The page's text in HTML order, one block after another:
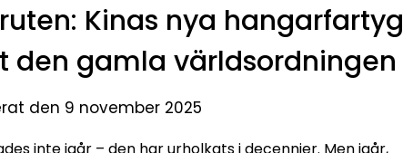
Kinas nya hangarfartyg
den gamla världsordningen
den 9 november 2025
inte igår – den har urholkats i decennier. Men igår,